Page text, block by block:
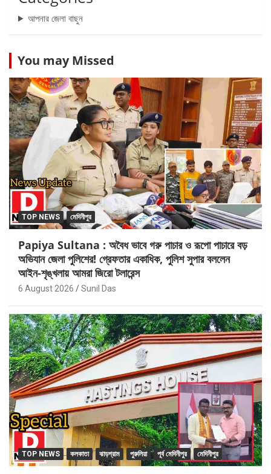
আপনার জেলা বাছুন
You may Missed
TOP NEWS মেদিনীপুর
Papiya Sultana : অবৈধ ভাবে গরু পাচার ও রূপো পাচারে বড়
অভিযান জেলা পুলিশের! গ্রেফতার একাধিক, পুলিশ সুপার বললেন
আইন-শৃঙ্খলায় আমরা জিরো টলারেন্স
6 August 2026 Sunil Das
TOP NEWS কলকাতা ঝাড়গ্রাম পুরুলিয়া পূর্ব মেদিনীপুর মেদিনীপুর